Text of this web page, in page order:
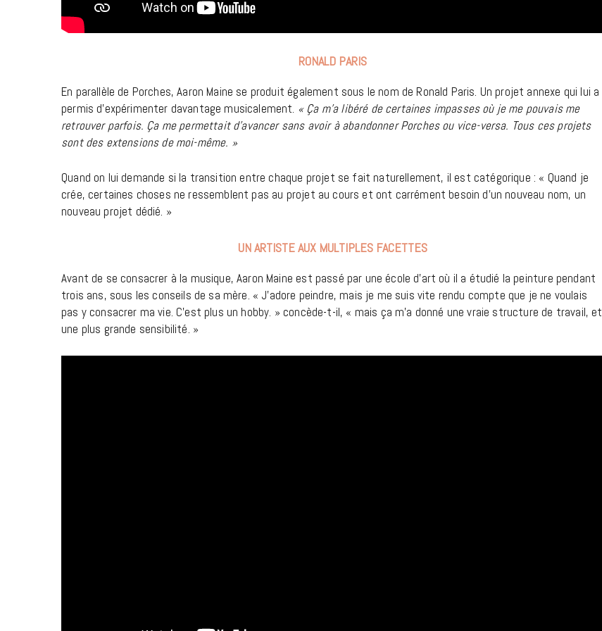
RONALD PARIS
En parallèle de Porches, Aaron Maine se produit également sous le nom de Ronald Paris. Un projet annexe qui lui a
permis d’expérimenter davantage musicalement. « Ça m’a libéré de certaines impasses où je me pouvais me
retrouver parfois. Ça me permettait d’avancer sans avoir à abandonner Porches ou vice-versa. Tous ces projets
sont des extensions de moi-même. »
Quand on lui demande si la transition entre chaque projet se fait naturellement, il est catégorique : « Quand je
crée, certaines choses ne ressemblent pas au projet au cours et ont carrément besoin d’un nouveau nom, un
nouveau projet dédié. »
UN ARTISTE AUX MULTIPLES FACETTES
Avant de se consacrer à la musique, Aaron Maine est passé par une école d’art où il a étudié la peinture pendant
trois ans, sous les conseils de sa mère. « J’adore peindre, mais je me suis vite rendu compte que je ne voulais
pas y consacrer ma vie. C’est plus un hobby. » concède-t-il, « mais ça m’a donné une vraie structure de travail, et
une plus grande sensibilité. »
LIFESTYLE
France 3